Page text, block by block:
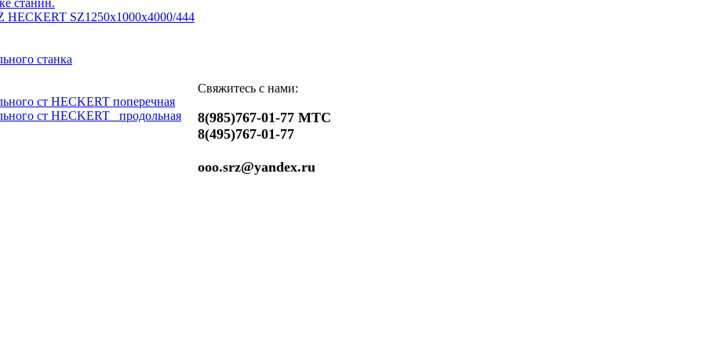
станин.
SZ1250x1000x4000/444
станка
ст HECKERT поперечная
ст HECKERT _продольная
Свяжитесь с нами:
8(985)767-01-77 МТС
8(495)767-01-77
ooo.srz@yandex.ru